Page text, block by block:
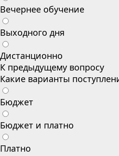
Вечернее обучение
Выходного дня
Дистанционно
К предыдущему вопросу
Какие варианты
Бюджет
Бюджет и платно
Платно